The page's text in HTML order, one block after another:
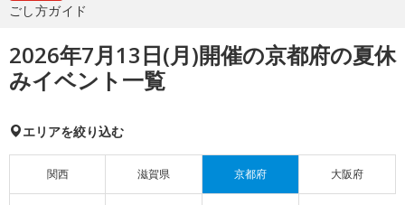
ごし方ガイド
2026年7月13日(月)開催の京都府の夏休
みイベント一覧
エリアを絞り込む
関西 滋賀県 京都府 大阪府